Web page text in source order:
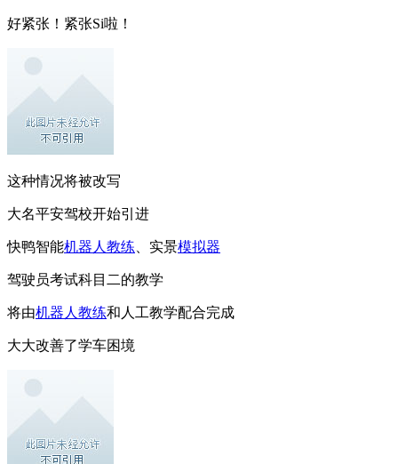
好紧张！紧张Si啦！
这种情况将被改写
大名平安驾校开始引进
快鸭智能机器人教练 、实景模拟器
驾驶员考试科目二的教学
将由机器人教练和人工教学配合完成
大大改善了学车困境